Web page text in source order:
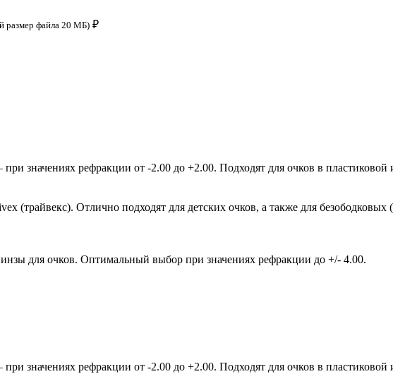
размер файла 20 МБ) ₽
значениях рефракции от -2.00 до +2.00. Подходят для очков в пластиковой
(трайвекс). Отлично подходят для детских очков, а также для
для очков. Оптимальный выбор при значениях рефракции до +/- 4.00.
значениях рефракции от -2.00 до +2.00. Подходят для очков в пластиковой